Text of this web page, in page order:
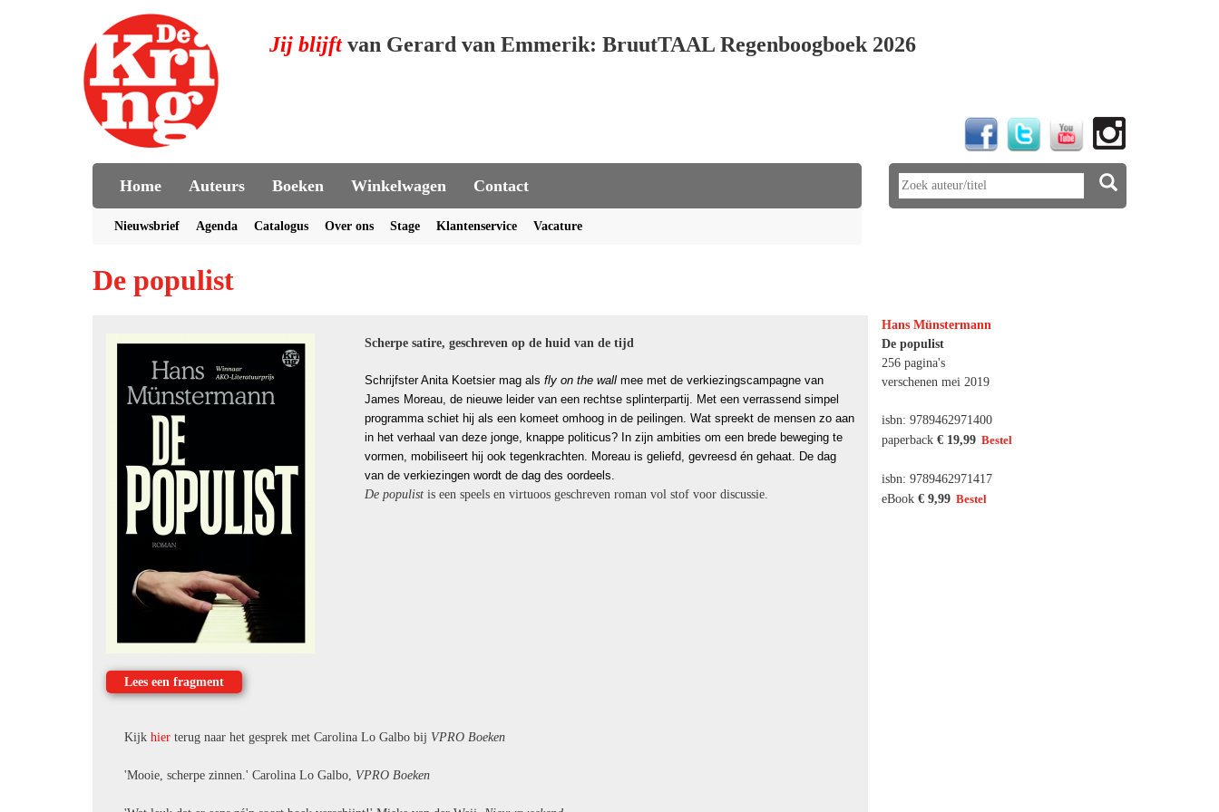
Jij blijftvan Gerard van Emmerik: BruutTAAL Regenboogboek 2026
Home Auteurs Boeken Winkelwagen Contact
Nieuwsbrief Agenda Catalogus Over ons Stage Klantenservice Vacature
De populist
Hans Münstermann
De populist
256 pagina's
verschenen mei 2019
isbn: 9789462971400
paperback € 19,99
isbn: 9789462971417
eBook € 9,99
Lees een fragment
Scherpe satire, geschreven op de huid van de tijd
Schrijfster Anita Koetsier mag als fly on the wallmee met de verkiezingscampagne van
James Moreau, de nieuwe leider van een rechtse splinterpartij. Met een verrassend simpel
programma schiet hij als een komeet omhoog in de peilingen. Wat spreekt de mensen zo aan
in het verhaal van deze jonge, knappe politicus? In zijn ambities om een brede beweging te
vormen, mobiliseert hij ook tegenkrachten. Moreau is geliefd, gevreesd én gehaat. De dag
van de verkiezingen wordt de dag des oordeels.
De populistis een speels en virtuoos geschreven roman vol stof voor discussie.
Kijk hier terug naar het gesprek met Carolina Lo Galbo bij VPRO Boeken
'Mooie, scherpe zinnen.' Carolina Lo Galbo, VPRO Boeken